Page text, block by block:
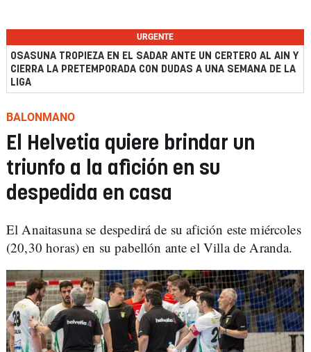
URGENTE
OSASUNA TROPIEZA EN EL SADAR ANTE UN CERTERO AL AIN Y
CIERRA LA PRETEMPORADA CON DUDAS A UNA SEMANA DE LA
LIGA
BALONMANO
El Helvetia quiere brindar un
triunfo a la afición en su
despedida en casa
El Anaitasuna se despedirá de su afición este miércoles
(20,30 horas) en su pabellón ante el Villa de Aranda.